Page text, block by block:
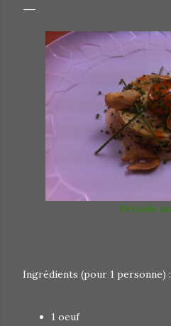
Période
Ingrédients (pour 1 personne) :
1 oeuf